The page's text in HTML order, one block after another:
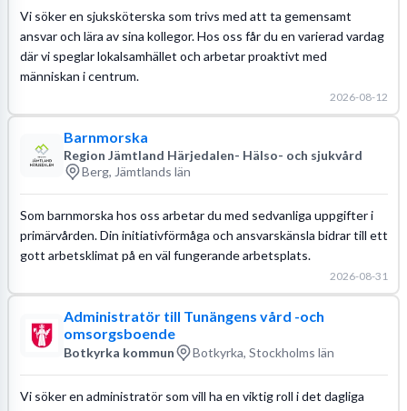
Vi söker en sjuksköterska som trivs med att ta gemensamt
ansvar och lära av sina kollegor. Hos oss får du en varierad vardag
där vi speglar lokalsamhället och arbetar proaktivt med
människan i centrum.
2026-08-12
Barnmorska
Region Jämtland Härjedalen- Hälso- och sjukvård
Berg, Jämtlands län
Som barnmorska hos oss arbetar du med sedvanliga uppgifter i
primärvården. Din initiativförmåga och ansvarskänsla bidrar till ett
gott arbetsklimat på en väl fungerande arbetsplats.
2026-08-31
Administratör till Tunängens vård -och
omsorgsboende
Botkyrka kommun Botkyrka, Stockholms län
Vi söker en administratör som vill ha en viktig roll i det dagliga